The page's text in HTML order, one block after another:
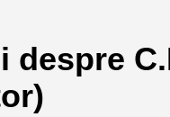
despre